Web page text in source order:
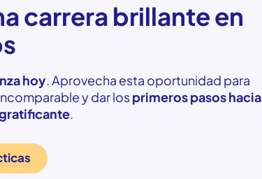
carrera brillante en
hoy. Aprovecha esta oportunidad para
y dar losprimeros pasos hacia
.